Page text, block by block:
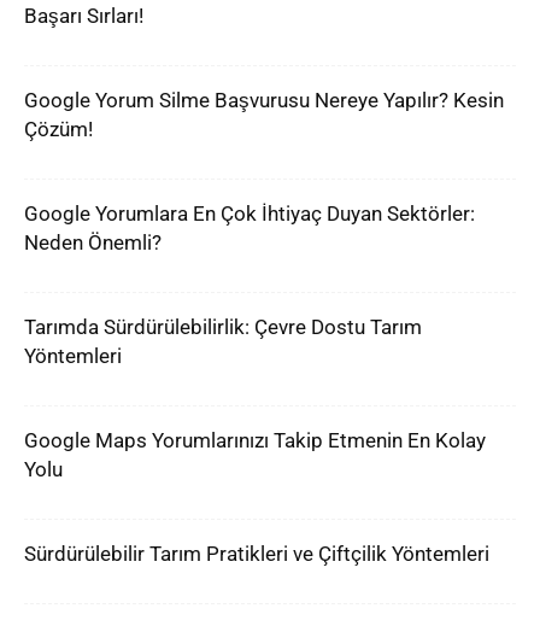
Başarı Sırları!
Google Yorum Silme Başvurusu Nereye Yapılır? Kesin
Çözüm!
Google Yorumlara En Çok İhtiyaç Duyan Sektörler:
Neden Önemli?
Tarımda Sürdürülebilirlik: Çevre Dostu Tarım
Yöntemleri
Google Maps Yorumlarınızı Takip Etmenin En Kolay
Yolu
Sürdürülebilir Tarım Pratikleri ve Çiftçilik Yöntemleri